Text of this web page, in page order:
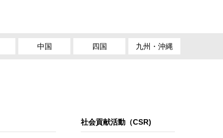
中国 四国 九州・沖縄
社会貢献活動（CSR)